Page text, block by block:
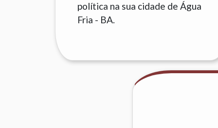
política na sua cidade de Água
Fria - BA.